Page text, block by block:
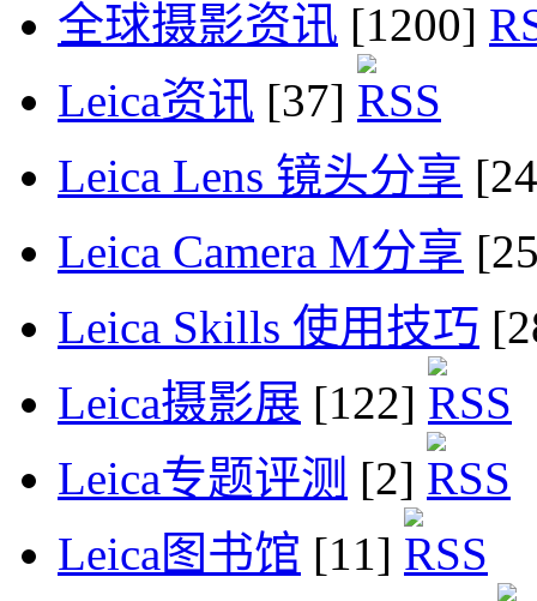
全球摄影资讯 [1200]
Leica资讯 [37]
Leica Lens 镜头分享
Leica Camera M分享
Leica Skills 使用技巧
Leica摄影展 [122]
Leica专题评测 [2]
Leica图书馆 [11]